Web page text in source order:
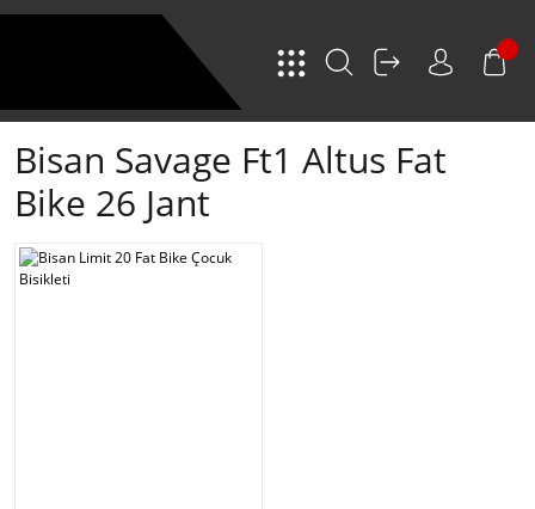
Bisan Savage Ft1 Altus Fat
Bike 26 Jant